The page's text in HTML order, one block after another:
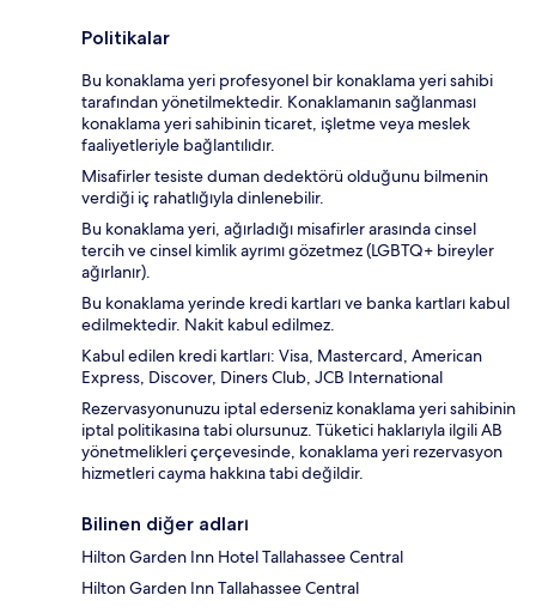
Politikalar
Bu konaklama yeri profesyonel bir konaklama yeri sahibi
tarafından yönetilmektedir. Konaklamanın sağlanması
konaklama yeri sahibinin ticaret, işletme veya meslek
faaliyetleriyle bağlantılıdır.
Misafirler tesiste duman dedektörü olduğunu bilmenin
verdiği iç rahatlığıyla dinlenebilir.
Bu konaklama yeri, ağırladığı misafirler arasında cinsel
tercih ve cinsel kimlik ayrımı gözetmez (LGBTQ+ bireyler
ağırlanır).
Bu konaklama yerinde kredi kartları ve banka kartları kabul
edilmektedir. Nakit kabul edilmez.
Kabul edilen kredi kartları: Visa, Mastercard, American
Express, Discover, Diners Club, JCB International
Rezervasyonunuzu iptal ederseniz konaklama yeri sahibinin
iptal politikasına tabi olursunuz. Tüketici haklarıyla ilgili AB
yönetmelikleri çerçevesinde, konaklama yeri rezervasyon
hizmetleri cayma hakkına tabi değildir.
Bilinen diğer adları
Hilton Garden Inn Hotel Tallahassee Central
Hilton Garden Inn Tallahassee Central